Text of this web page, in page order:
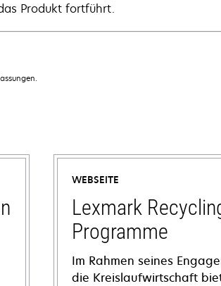
Produkt fortführt.
WEBSEITE
Lexmark
Programme
Im Rahmen seines
die Kreislaufwirtschaft